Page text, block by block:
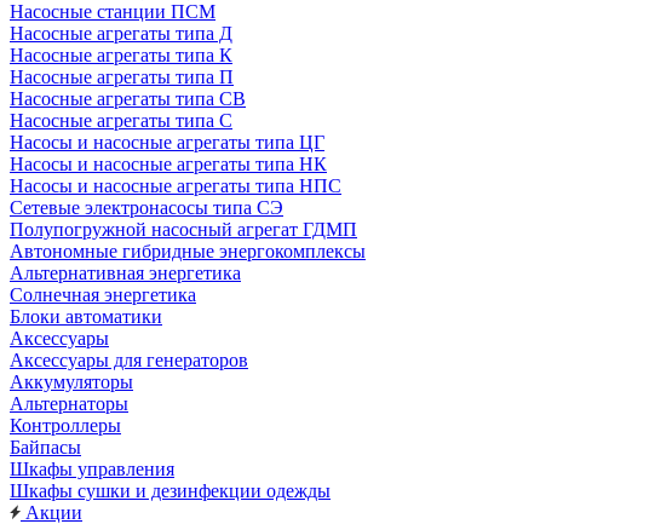
Насосные станции ПСМ
Насосные агрегаты типа Д
Насосные агрегаты типа К
Насосные агрегаты типа П
Насосные агрегаты типа СВ
Насосные агрегаты типа С
Насосы и насосные агрегаты типа ЦГ
Насосы и насосные агрегаты типа НК
Насосы и насосные агрегаты типа НПС
Сетевые электронасосы типа СЭ
Полупогружной насосный агрегат ГДМП
Автономные гибридные энергокомплексы
Альтернативная энергетика
Солнечная энергетика
Блоки автоматики
Аксессуары
Аксессуары для генераторов
Аккумуляторы
Альтернаторы
Контроллеры
Байпасы
Шкафы управления
Шкафы сушки и дезинфекции одежды
Акции